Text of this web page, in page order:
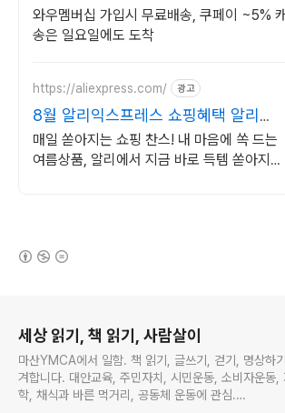
와우멤버십 가입시 무료배송, 쿠페이 ~5%
송은 일요일에도 도착
https://aliexpress.com/ 광고
8월 알리익스프레스 쇼핑혜택 알리에
서 8월혜택 바로 받기
매일 쏟아지는 쇼핑 찬스! 내 마음에 쏙 드는
여름상품, 알리에서 지금 바로 득템 쏟아지는
세상 읽기, 책 읽기, 사람살이
마산YMCA에서 일함. 책 읽기, 글쓰기, 걷기, 명상하
겨합니다. 대안교육, 주민자치, 시민운동, 소비자운동,
학, 채식과 바른 먹거리, 공동체 운동에 관심.